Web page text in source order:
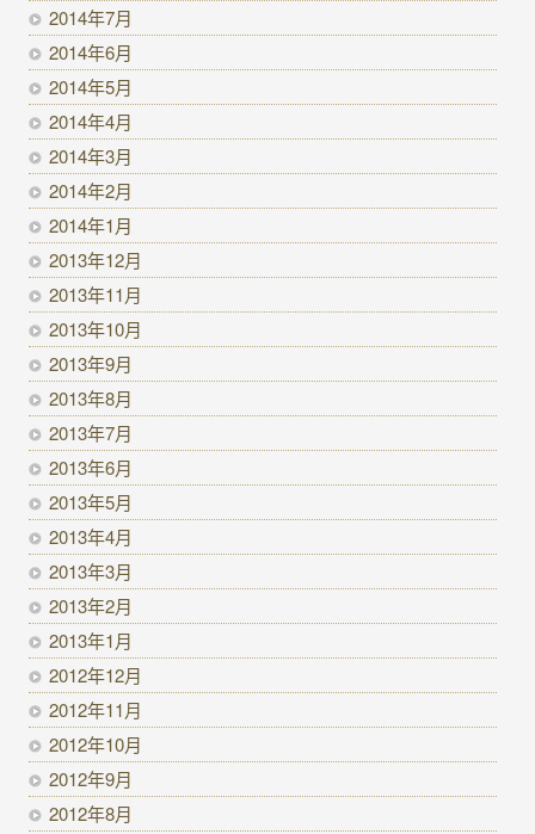
2014年7月
2014年6月
2014年5月
2014年4月
2014年3月
2014年2月
2014年1月
2013年12月
2013年11月
2013年10月
2013年9月
2013年8月
2013年7月
2013年6月
2013年5月
2013年4月
2013年3月
2013年2月
2013年1月
2012年12月
2012年11月
2012年10月
2012年9月
2012年8月